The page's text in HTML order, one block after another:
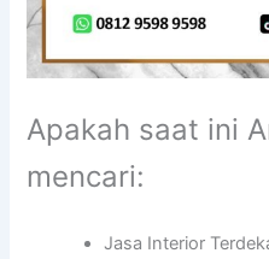
Apakah saat ini
mencari:
Jasa Interior